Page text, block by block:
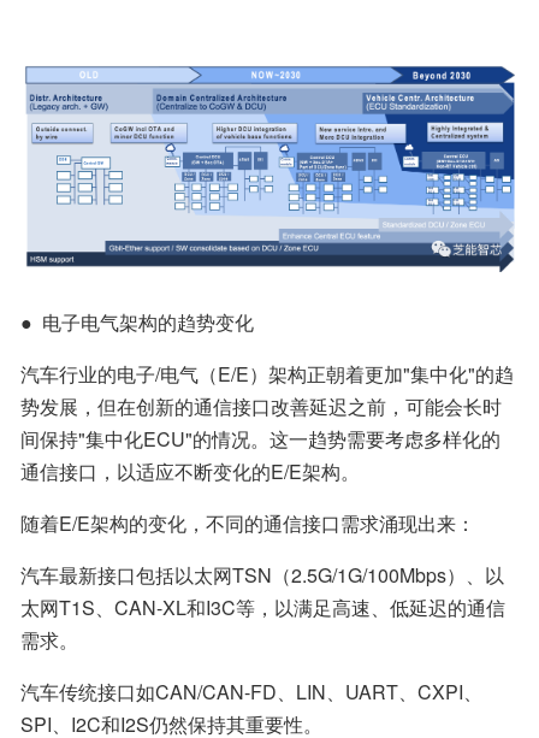
●  电子电气架构的趋势变化
汽车行业的电子/电气（E/E）架构正朝着更加"集中化"的趋
势发展，但在创新的通信接口改善延迟之前，可能会长时
间保持"集中化ECU"的情况。这一趋势需要考虑多样化的
通信接口，以适应不断变化的E/E架构。
随着E/E架构的变化，不同的通信接口需求涌现出来：
汽车最新接口包括以太网TSN（2.5G/1G/100Mbps）、以
太网T1S、CAN-XL和I3C等，以满足高速、低延迟的通信
需求。
汽车传统接口如CAN/CAN-FD、LIN、UART、CXPI、
SPI、I2C和I2S仍然保持其重要性。